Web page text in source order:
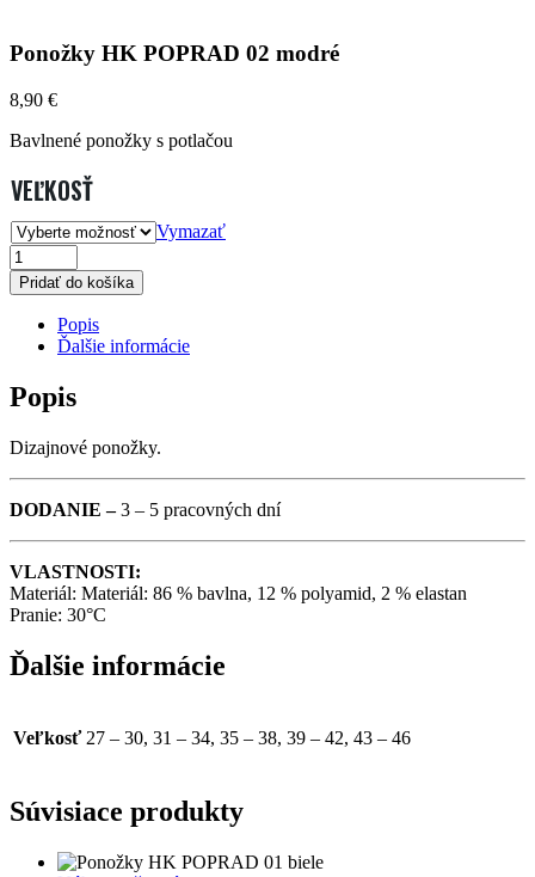
Ponožky HK POPRAD 02 modré
8,90 €
Bavlnené ponožky s potlačou
VEĽKOSŤ
Vymazať
PONOŽKY
HK
POPRAD
MODRÉ
QUANTITY
Pridať do košíka
Popis
Ďalšie informácie
Popis
Dizajnové ponožky.
DODANIE –3 – 5 pracovných dní
VLASTNOSTI:
Materiál: Materiál: 86 % bavlna, 12 % polyamid, 2 % elastan
Pranie: 30°C
Ďalšie informácie
Veľkosť 27 – 30, 31 – 34, 35 – 38, 39 – 42, 43 – 46
Súvisiace produkty